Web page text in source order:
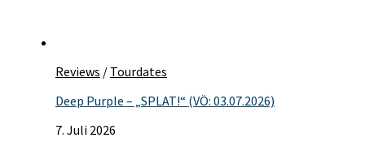
Reviews / Tourdates
Deep Purple – „SPLAT!“ (VÖ: 03.07.2026)
7. Juli 2026